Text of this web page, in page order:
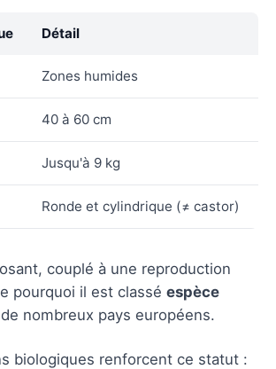
Détail
Zones humides
40 à 60 cm
Jusqu'à 9 kg
Ronde et cylindrique (≠ castor)
couplé à une reproduction
pourquoi il est classé espèce
nombreux pays européens.
biologiques renforcent ce statut :